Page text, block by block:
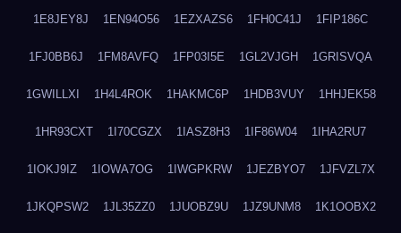
1E8JEY8J 1EN94O56 1EZXAZS6 1FH0C41J 1FIP186C
1FJ0BB6J 1FM8AVFQ 1FP03I5E 1GL2VJGH 1GRISVQA
1GWILLXI 1H4L4ROK 1HAKMC6P 1HDB3VUY 1HHJEK58
1HR93CXT 1I70CGZX 1IASZ8H3 1IF86W04 1IHA2RU7
1IOKJ9IZ 1IOWA7OG 1IWGPKRW 1JEZBYO7 1JFVZL7X
1JKQPSW2 1JL35ZZ0 1JUOBZ9U 1JZ9UNM8 1K1OOBX2